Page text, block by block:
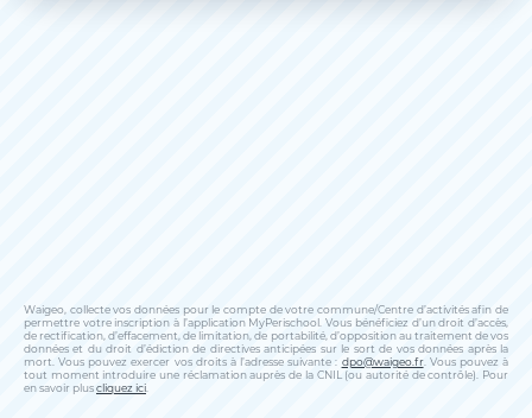
Waigeo, collecte vos données pour le compte de votre commune/Centre d’activités afin de
permettre votre inscription à l’application MyPerischool. Vous bénéficiez d’un droit d’accès,
de rectification, d’effacement, de limitation, de portabilité, d’opposition au traitement de vos
données et du droit d’édiction de directives anticipées sur le sort de vos données après la
mort. Vous pouvez exercer vos droits à l’adresse suivante : dpo@waigeo.fr. Vous pouvez à
tout moment introduire une réclamation auprès de la CNIL (ou autorité de contrôle). Pour
en savoir pluscliquez ici